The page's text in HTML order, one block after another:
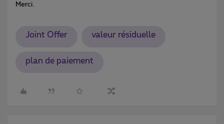
Merci.
Joint Offer valeur résiduelle
plan de paiement